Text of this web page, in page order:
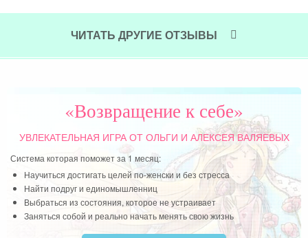
ЧИТАТЬ ДРУГИЕ ОТЗЫВЫ
«Возвращение к себе»
УВЛЕКАТЕЛЬНАЯ ИГРАОТ ОЛЬГИ И АЛЕКСЕЯ ВАЛЯЕВЫХ
Система которая поможет за 1 месяц:
Научиться достигать целей по-женски и без стресса
Найти подруг и единомышленниц
Выбраться из состояния, которое не устраивает
Заняться собой и реально начать менять свою жизнь